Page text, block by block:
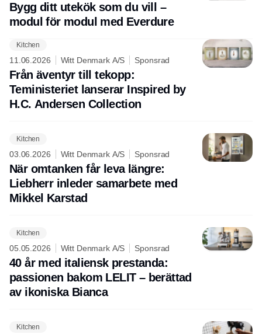
Bygg ditt utekök som du vill –
modul för modul med Everdure
Kitchen
11.06.2026 Witt Denmark A/S Sponsrad
Från äventyr till tekopp:
Teministeriet lanserar Inspired by
H.C. Andersen Collection
Kitchen
03.06.2026 Witt Denmark A/S Sponsrad
När omtanken får leva längre:
Liebherr inleder samarbete med
Mikkel Karstad
Kitchen
05.05.2026 Witt Denmark A/S Sponsrad
40 år med italiensk prestanda:
passionen bakom LELIT – berättad
av ikoniska Bianca
Kitchen